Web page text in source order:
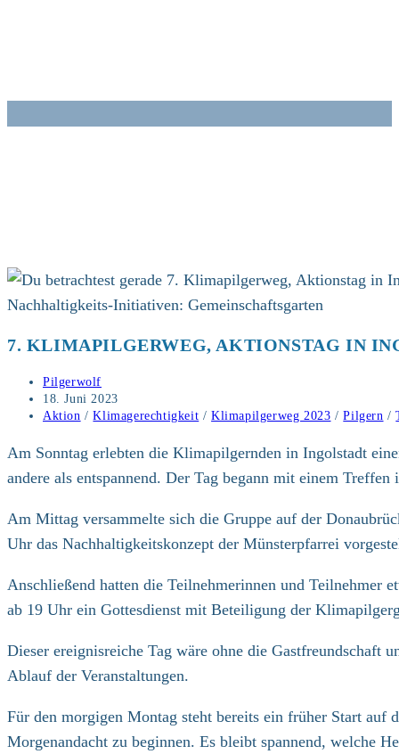
Nachhaltigkeits-Initiativen: Gemeinschaftsgarten
7. KLIMAPILGERWEG, AKTIONSTAG IN
Beitrags-
Autor:
Pilgerwolf
Beitrag
veröffentlicht:
18. Juni 2023
Beitrags-
Aktion / Klimagerechtigkeit / Klimapilgerweg 2023 / Pilgern /
Am Sonntag erlebten die Klimapilgernden in Ingolstadt
andere als entspannend. Der Tag begann mit einem
Am Mittag versammelte sich die Gruppe auf der
Uhr das Nachhaltigkeitskonzept der Münsterpfarrei
Anschließend hatten die Teilnehmerinnen und Teilnehmer
ab 19 Uhr ein Gottesdienst mit Beteiligung der
Dieser ereignisreiche Tag wäre ohne die Gastfreundschaft
Ablauf der Veranstaltungen.
Für den morgigen Montag steht bereits ein früher Start
Morgenandacht zu beginnen. Es bleibt spannend, welche